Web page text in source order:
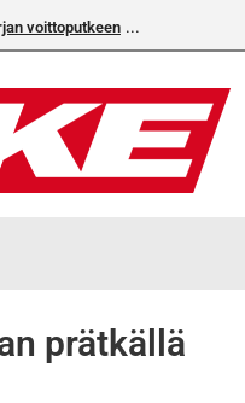
voittoputkeen
prätkällä